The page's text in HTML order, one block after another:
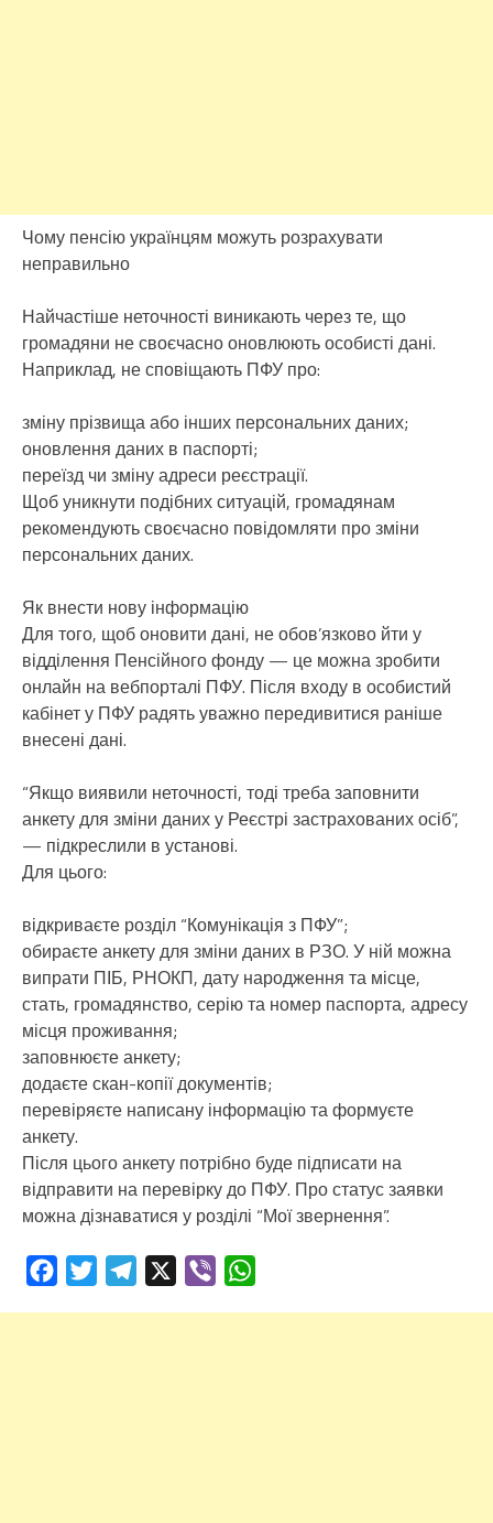
Чому пенсію українцям можуть розрахувати
неправильно
Найчастіше неточності виникають через те, що
громадяни не своєчасно оновлюють особисті дані.
Наприклад, не сповіщають ПФУ про:
зміну прізвища або інших персональних даних;
оновлення даних в паспорті;
переїзд чи зміну адреси реєстрації.
Щоб уникнути подібних ситуацій, громадянам
рекомендують своєчасно повідомляти про зміни
персональних даних.
Як внести нову інформацію
Для того, щоб оновити дані, не обов’язково йти у
відділення Пенсійного фонду — це можна зробити
онлайн на вебпорталі ПФУ. Після входу в особистий
кабінет у ПФУ радять уважно передивитися раніше
внесені дані.
“Якщо виявили неточності, тоді треба заповнити
анкету для зміни даних у Реєстрі застрахованих осіб”,
— підкреслили в установі.
Для цього:
відкриваєте розділ “Комунікація з ПФУ”;
обираєте анкету для зміни даних в РЗО. У ній можна
випрати ПІБ, РНОКП, дату народження та місце,
стать, громадянство, серію та номер паспорта, адресу
місця проживання;
заповнюєте анкету;
додаєте скан-копії документів;
перевіряєте написану інформацію та формуєте
анкету.
Після цього анкету потрібно буде підписати на
відправити на перевірку до ПФУ. Про статус заявки
можна дізнаватися у розділі “Мої звернення”.
FacebookTwitterTelegram Viber